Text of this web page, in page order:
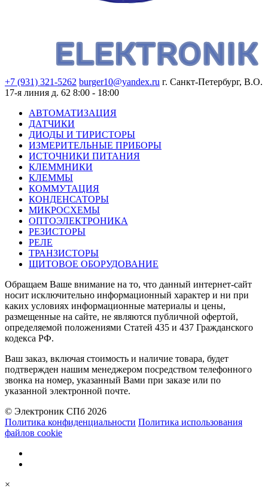
+7 (931) 321-5262 burger10@yandex.ru г. Санкт-Петербург, В.О.
17-я линия д. 62 8:00 - 18:00
АВТОМАТИЗАЦИЯ
ДАТЧИКИ
ДИОДЫ И ТИРИСТОРЫ
ИЗМЕРИТЕЛЬНЫЕ ПРИБОРЫ
ИСТОЧНИКИ ПИТАНИЯ
КЛЕММНИКИ
КЛЕММЫ
КОММУТАЦИЯ
КОНДЕНСАТОРЫ
МИКРОСХЕМЫ
ОПТОЭЛЕКТРОНИКА
РЕЗИСТОРЫ
РЕЛЕ
ТРАНЗИСТОРЫ
ЩИТОВОЕ ОБОРУДОВАНИЕ
Обращаем Ваше внимание на то, что данный интернет-сайт
носит исключительно информационный характер и ни при
каких условиях информационные материалы и цены,
размещенные на сайте, не являются публичной офертой,
определяемой положениями Статей 435 и 437 Гражданского
кодекса РФ.
Ваш заказ, включая стоимость и наличие товара, будет
подтвержден нашим менеджером посредством телефонного
звонка на номер, указанный Вами при заказе или по
указанной электронной почте.
© Электроник СПб 2026
Политика конфиденциальности Политика использования
файлов cookie
×